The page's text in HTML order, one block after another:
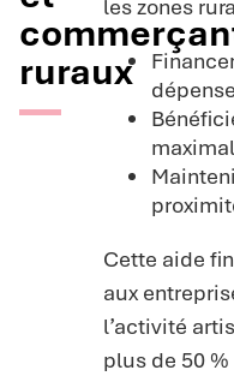
ruraux
les zones
Cette aide
aux
l’activité
plus de 50